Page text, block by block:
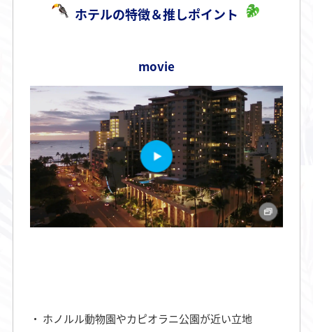
ホテルの特徴＆推しポイント
movie
ホノルル動物園やカピオラニ公園が近い立地